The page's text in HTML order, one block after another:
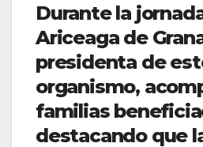
Durante la
Ariceaga de
presidenta de
organismo,
familias
destacando que